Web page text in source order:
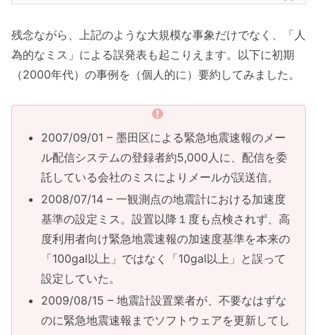
残念ながら、上記のような大規模な事象だけでなく、「人
為的なミス」による誤発表も起こりえます。以下に初期
（2000年代）の事例を（個人的に）要約してみました。
2007/09/01 – 墨田区による緊急地震速報のメー
ル配信システムの登録者約5,000人に、配信を委
託している会社のミスによりメールが誤送信。
2008/07/14 – 一観測点の地震計における加速度
基準の設定ミス。設置以降１度も点検されず、高
度利用者向け緊急地震速報の加速度基準を本来の
「100gal以上」ではなく「10gal以上」と誤って
設定していた。
2009/08/15 – 地震計設置業者が、不要なはずな
のに緊急地震速報までソフトウェアを更新してし